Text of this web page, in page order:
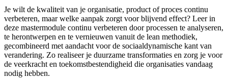
Voor deze mastermodule heb je een hbo-achtergrond nodig,
Mocht je ervoor kiezen om de gehele masterte gaan volgen, dan
Je wilt de kwaliteit van je organisatie, product of proces continu
verbeteren, maar welke aanpak zorgt voor blijvend effect? Leer in
deze mastermodule continu verbeteren door processen te analyseren,
te herontwerpen en te vernieuwen vanuit de lean methodiek,
gecombineerd met aandacht voor de sociaaldynamische kant van
verandering. Zo realiseer je duurzame transformaties en zorg je voor
de veerkracht en toekomstbestendigheid die organisaties vandaag
nodig hebben.